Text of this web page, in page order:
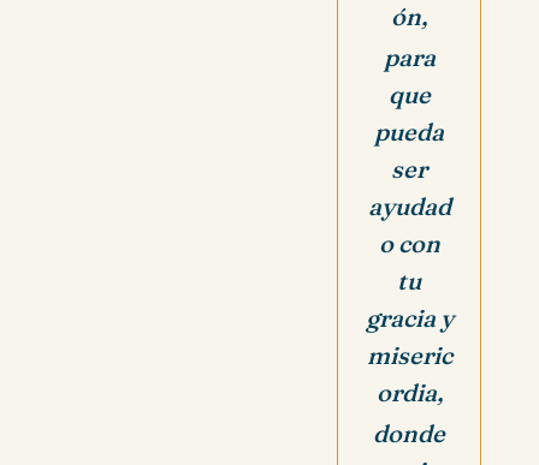
ón,
para
que
pueda
ser
ayudad
o con
tu
gracia y
miseric
ordia,
donde